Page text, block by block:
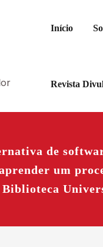
Início
Revista
de
um
Biblioteca